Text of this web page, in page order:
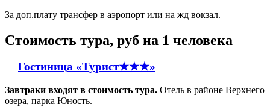
За доп.плату трансфер в аэропорт или на жд вокзал.
Стоимость тура, руб на 1 человека
Гостиница «Турист★★★»
Завтраки входят в стоимость тура. Отель в районе Верхнего
озера, парка Юность.